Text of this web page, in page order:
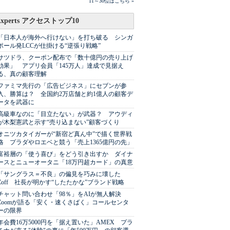
アクセストップ10
日本人が海外へ行けない」を打ち破る シンガ
ール発LCCが仕掛ける“逆張り戦略”
ツドラ、クーポン配布で「数十億円の売り上げ
果」 アプリ会員「145万人」達成で見据え
、真の顧客理解
ァミマ先行の「広告ビジネス」にセブンが参
、勝算は？ 全国約2万店舗と約1億人の顧客デ
タを武器に
級車なのに「目立たない」が武器？ アウディ
木梨憲武と示す“売り込まない”顧客づくり
ニツカタイガーが“新宿ど真ん中”で描く世界戦
プラダやロエベと競う「売上1365億円の先」
裕層の「使う喜び」をどう引き出すか ダイナ
スとニューオータニ「18万円超カード」の真意
サングラス＝不良」の偏見を巧みに壊した
社長が明かす“したたかな”ブランド戦略
ャット問い合わせ「98％」をAIが無人解決
が語る「安く・速くさばく」コールセンタ
の限界
会費16万5000円を「据え置いた」AMEX プラ